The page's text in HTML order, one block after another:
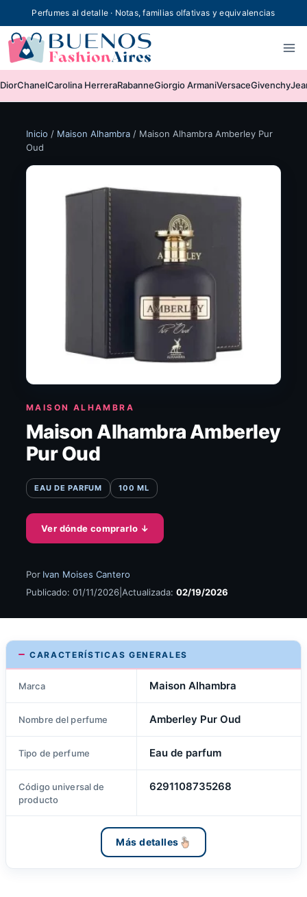
to
content
Perfumes al detalle · Notas, familias olfativas y equivalencias
DiorChanelCarolina HerreraRabanneGiorgio ArmaniVersaceGivenchy
Inicio / Maison Alhambra / Maison Alhambra Amberley Pur
Oud
MAISON ALHAMBRA
Maison Alhambra Amberley
Pur Oud
EAU DE PARFUM 100 ML
Ver dónde comprarlo ↓
Por Ivan Moises Cantero
Publicado: 01/11/2026 Actualizada: 02/19/2026
CARACTERÍSTICAS GENERALES
Marca Maison Alhambra
Nombre del perfume Amberley Pur Oud
Tipo de perfume Eau de parfum
Código universal de
producto
6291108735268
Más detalles